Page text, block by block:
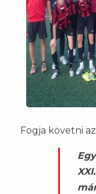
Fogja követni